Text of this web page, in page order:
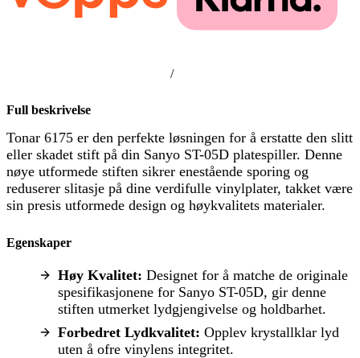
/
Full beskrivelse
Tonar 6175 er den perfekte løsningen for å erstatte den slitt
eller skadet stift på din Sanyo ST-05D platespiller. Denne
nøye utformede stiften sikrer enestående sporing og
reduserer slitasje på dine verdifulle vinylplater, takket være
sin presis utformede design og høykvalitets materialer.
Egenskaper
Høy Kvalitet: Designet for å matche de originale
spesifikasjonene for Sanyo ST-05D, gir denne
stiften utmerket lydgjengivelse og holdbarhet.
Forbedret Lydkvalitet: Opplev krystallklar lyd
uten å ofre vinylens integritet.